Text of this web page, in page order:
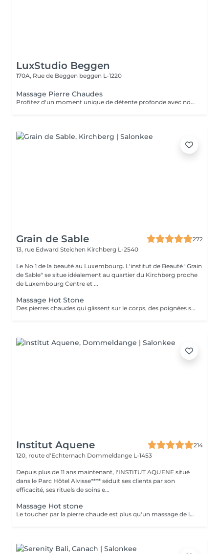
LuxStudio Beggen
170A, Rue de Beggen beggen L-1220
Massage Pierre Chaudes
Profitez d'un moment unique de détente profonde avec notre massage aux pierres chaudes, disponible en séances de 60 ou 90 minutes. Nos esthéticiennes spécialisées appliquent des pierres de basalte chauffées stratégiquement le long du corps, en combinant des mouvements doux et des techniques traditionnelles de massage. La chaleur des pierres pénètre profondément dans les muscles, favorisant la détente et le soulagement des tensions. En plus des bienfaits physiques, tels que l'amélioration de la circulation sanguine et le soulagement des douleurs musculaires, la thérapie contribue à l'équilibre mental en réduisant le stress et l'anxiété. La combinaison unique de chaleur et de massage offre une expérience thérapeutique complète, revitalisant à la fois le corps et l'esprit. Laissez-vous envelopper par la chaleur réconfortante des pierres et embarquez pour un voyage vers le bien-être total. Le temps de préparation et d'installation de la cliente est inclus dans la période choisie, garantissant que chaque minute soit dédiée à votre bien-être.
Grain de Sable
272
13, rue Edward Steichen Kirchberg L-2540
Le No 1 de la beauté au Luxembourg. L'institut de Beauté "Grain
de Sable" se situe idéalement au quartier du Kirchberg proche
de Luxembourg Centre et ...
Massage Hot Stone
Des pierres chaudes qui glissent sur le corps, des poignées sensibles qui libèrent les tensions. L'effet apaisant du massage aux pierres chaudes est apprécié depuis des milliers d'années.
Institut Aquene
214
120, route d'Echternach Dommeldange L-1453
Depuis plus de 11 ans maintenant, l'INSTITUT AQUENE situé
dans le Parc Hôtel Alvisse**** séduit ses clients par son
efficacité, ses rituels de soins e...
Massage Hot stone
Le toucher par la pierre chaude est plus qu'un massage de la peau. A travers ce toucher, nous offrons à la personne un retour aux sources. Profitez d'un bon moment pour le corps et la tête.